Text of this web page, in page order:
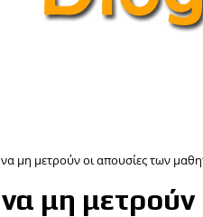
μη μετρούν οι απουσίες των
μη μετρούν